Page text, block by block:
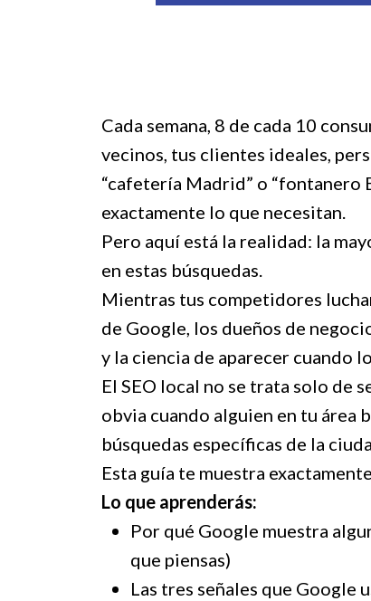
Cada semana, 8 de cada 10
vecinos, tus clientes ideales,
“cafetería Madrid” o “fontanero
exactamente lo que necesitan.
Pero aquí está la realidad: la
en estas búsquedas.
Mientras tus competidores
de Google, los dueños de
y la ciencia de aparecer cuando
El SEO local no se trata solo de
obvia cuando alguien en tu área
búsquedas específicas de la
Esta guía te muestra
Lo que aprenderás:
Por qué Google muestra
que piensas)
Las tres señales que Google